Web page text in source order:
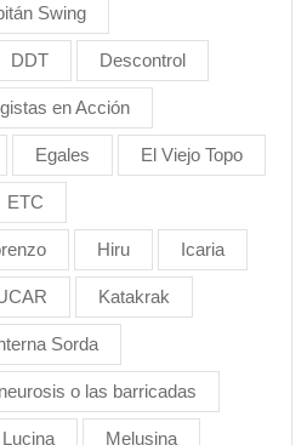
Swing
DDT Descontrol
en Acción
Egales El Viejo Topo
ETC
Hiru Icaria
Katakrak
Sorda
o las barricadas
Lucina Melusina